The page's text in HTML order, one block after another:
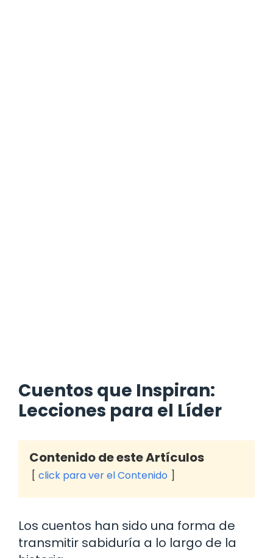
Cuentos que Inspiran:
Lecciones para el Líder
Contenido de este Artículos
click para ver el Contenido
Los cuentos han sido una forma de
transmitir sabiduría a lo largo de la